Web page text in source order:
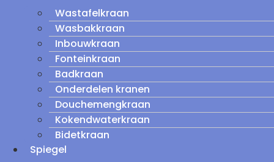
Wastafelkraan
Wasbakkraan
Inbouwkraan
Fonteinkraan
Badkraan
Onderdelen kranen
Douchemengkraan
Kokendwaterkraan
Bidetkraan
Spiegel